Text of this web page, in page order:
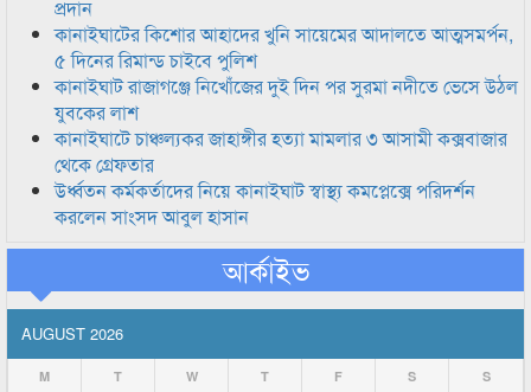
প্রদান
কানাইঘাটের কিশোর আহাদের খুনি সায়েমের আদালতে আত্মসমর্পন,
৫ দিনের রিমান্ড চাইবে পুলিশ
কানাইঘাট রাজাগঞ্জে নিখোঁজের দুই দিন পর সুরমা নদীতে ভেসে উঠল
যুবকের লাশ
কানাইঘাটে চাঞ্চল্যকর জাহাঙ্গীর হত্যা মামলার ৩ আসামী কক্সবাজার
থেকে গ্রেফতার
উর্ধ্বতন কর্মকর্তাদের নিয়ে কানাইঘাট স্বাস্থ্য কমপ্লেক্সে পরিদর্শন
করলেন সাংসদ আবুল হাসান
আর্কাইভ
AUGUST 2026
M T W T F S S